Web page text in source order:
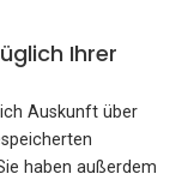
Ihrer
Auskunft über
haben außerdem